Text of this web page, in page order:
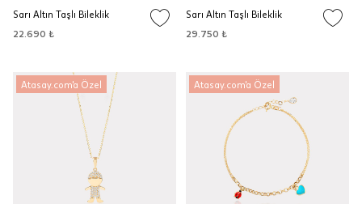
Sarı Altın Taşlı Bileklik
22.690 ₺
Sarı Altın Taşlı Bileklik
29.750 ₺
Atasay.com'a Özel Atasay.com'a Özel